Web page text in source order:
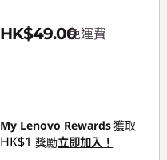
HK$49.00免運費
My Lenovo Rewards獲取
HK$1 獎勵立即加入！